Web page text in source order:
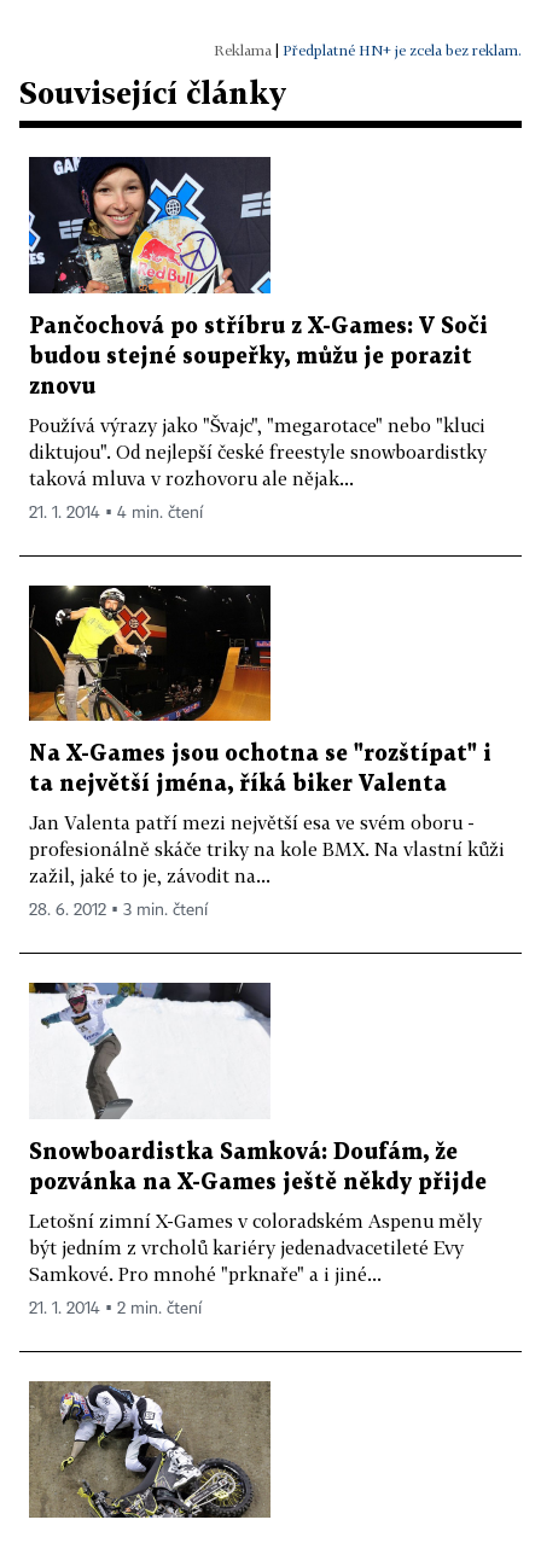
Předplatné HN+ je zcela bez reklam.
Související články
Pančochová po stříbru z X-Games: V Soči
budou stejné soupeřky, můžu je porazit
znovu
Používá výrazy jako "Švajc", "megarotace" nebo "kluci
diktujou". Od nejlepší české freestyle snowboardistky
taková mluva v rozhovoru ale nějak...
21. 1. 2014 ▪ 4 min. čtení
Na X-Games jsou ochotna se "rozštípat" i
ta největší jména, říká biker Valenta
Jan Valenta patří mezi největší esa ve svém oboru -
profesionálně skáče triky na kole BMX. Na vlastní kůži
zažil, jaké to je, závodit na...
28. 6. 2012 ▪ 3 min. čtení
Snowboardistka Samková: Doufám, že
pozvánka na X-Games ještě někdy přijde
Letošní zimní X-Games v coloradském Aspenu měly
být jedním z vrcholů kariéry jedenadvacetileté Evy
Samkové. Pro mnohé "prknaře" a i jiné...
21. 1. 2014 ▪ 2 min. čtení